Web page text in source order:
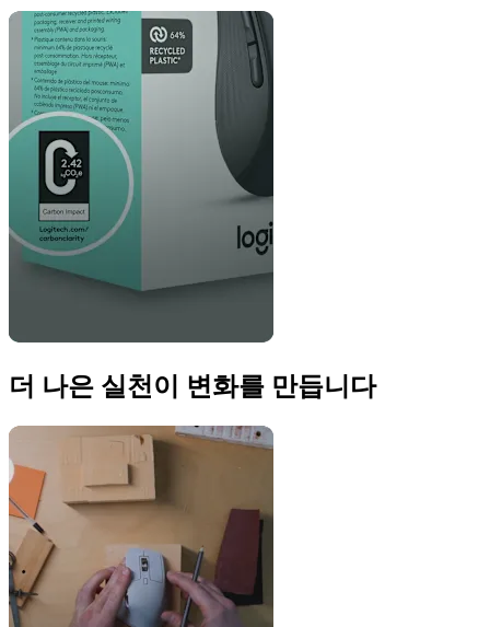
더 나은 실천이 변화를 만듭니다